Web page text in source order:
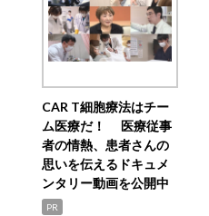
CAR T細胞療法はチー
ム医療だ！ 医療従事
者の情熱、患者さんの
思いを伝えるドキュメ
ンタリー動画を公開中
PR